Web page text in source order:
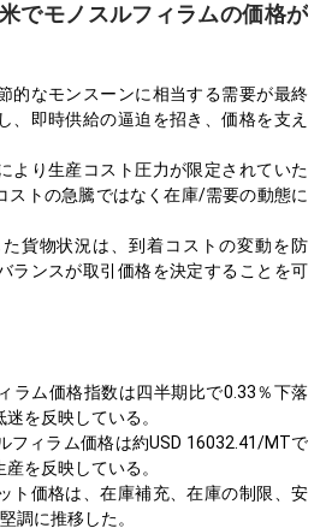
でモノスルフィラムの価格が
的なモンスーンに相当する需要が最終
、即時供給の逼迫を招き、価格を支え
より生産コスト圧力が限定されていた
ストの急騰ではなく在庫/需要の動態に
貨物状況は、到着コストの変動を防
ランスが取引価格を決定することを可
ラム価格指数は四半期比で0.33％下落
を反映している。
フィラム価格は約USD 16032.41/MTで
を反映している。
ト価格は、在庫補充、在庫の制限、安
調に推移した。